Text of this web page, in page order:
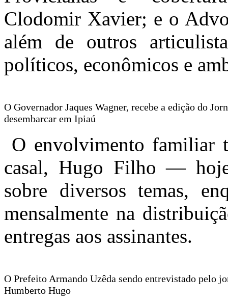
Clodomir Xavier; e o
além de outros
políticos, econômicos e
O Governador Jaques Wagner, recebe a edição do
desembarcar em Ipiaú
O envolvimento familiar
casal, Hugo Filho —
sobre diversos temas,
mensalmente na
entregas aos assinantes.
O Prefeito Armando Uzêda sendo entrevistado pelo
Humberto Hugo